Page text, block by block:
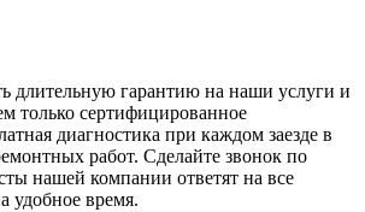
длительную гарантию на наши услуги и
только сертифицированное
диагностика при каждом заезде в
работ. Сделайте звонок по
нашей компании ответят на все
удобное время.